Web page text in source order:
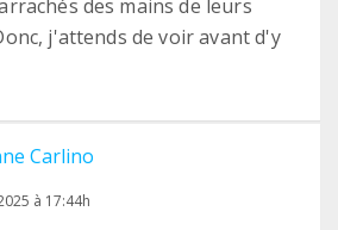
des mains de leurs
j'attends de voir avant d'y
Carlino
à 17:44h